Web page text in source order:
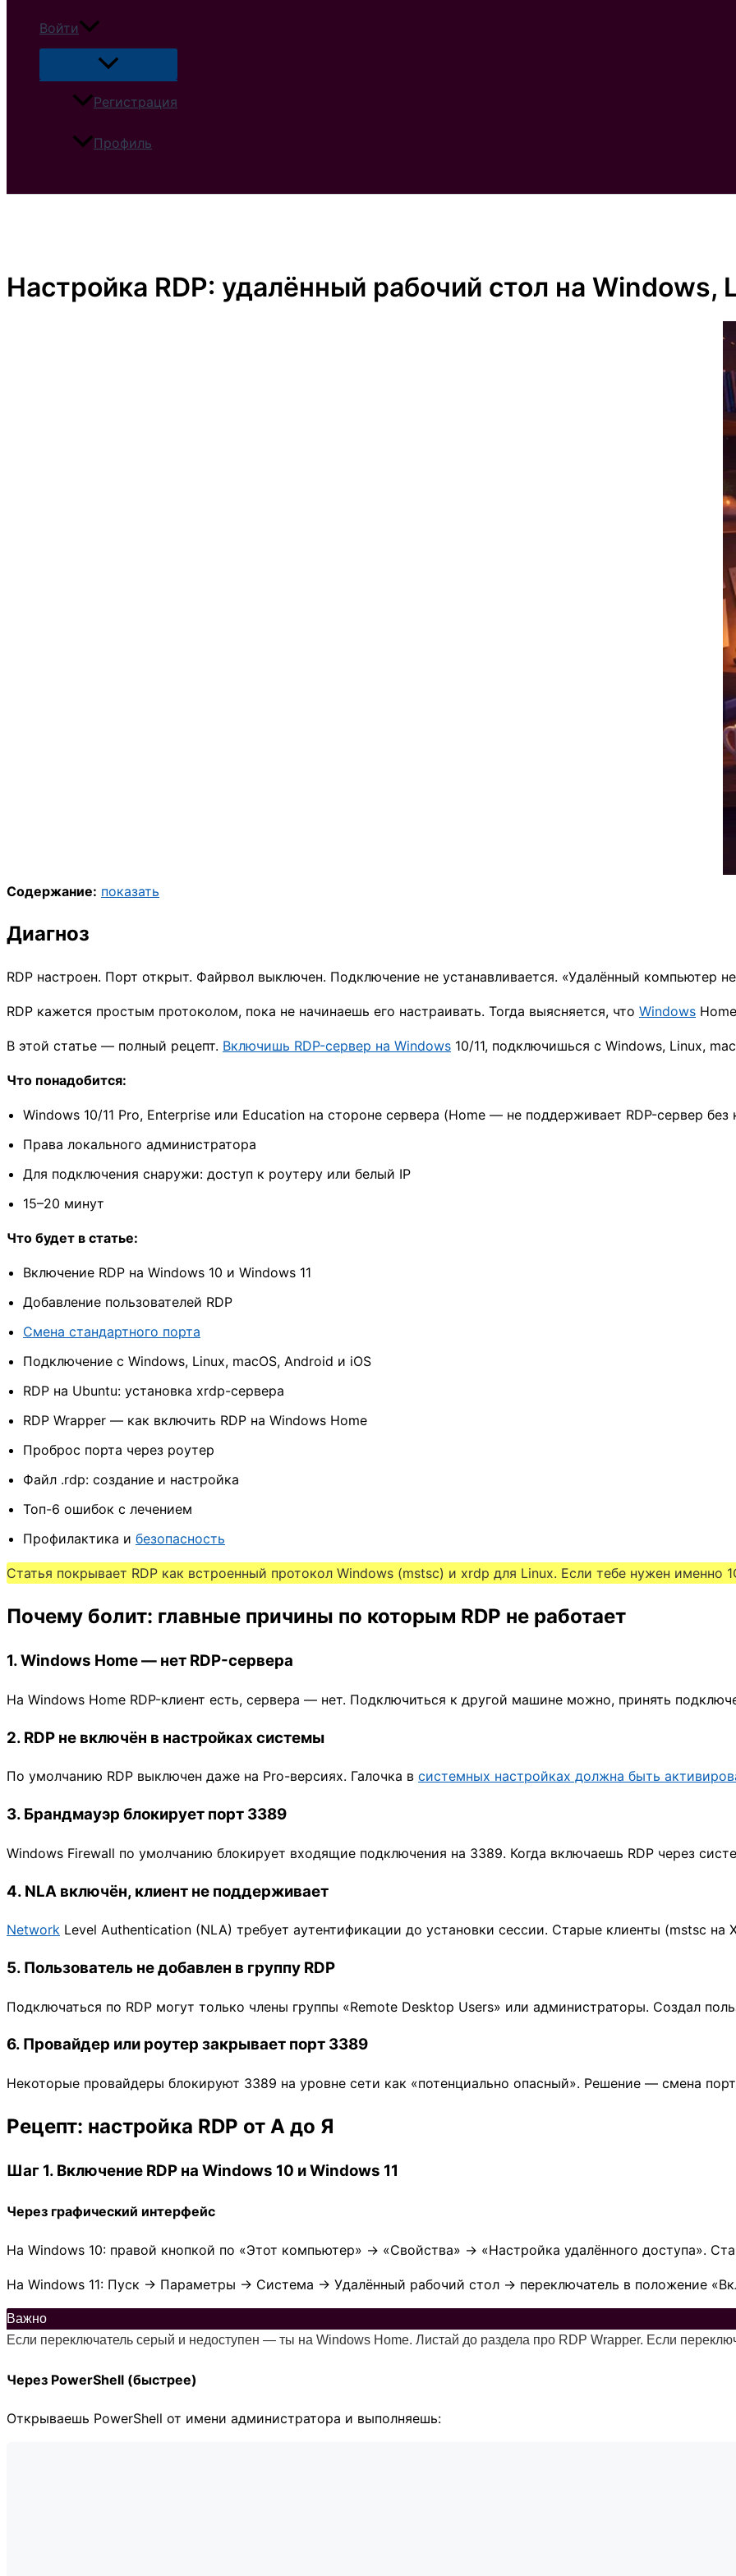
Войти
Регистрация
Профиль
Настройка RDP: удалённый рабочий стол на
Содержание: показать
Диагноз
RDP настроен. Порт открыт. Файрвол выключен. Подключение не устанавливается. «Удалённый
RDP кажется простым протоколом, пока не начинаешь его настраивать. Тогда выясняется, что Windows
В этой статье — полный рецепт. Включишь RDP-сервер на Windows 10/11, подключишься с Windows, Linux,
Что понадобится:
Windows 10/11 Pro, Enterprise или Education на стороне сервера (Home — не поддерживает RDP-сервер без
Права локального администратора
Для подключения снаружи: доступ к роутеру или белый IP
15–20 минут
Что будет в статье:
Включение RDP на Windows 10 и Windows 11
Добавление пользователей RDP
Смена стандартного порта
Подключение с Windows, Linux, macOS, Android и iOS
RDP на Ubuntu: установка xrdp-сервера
RDP Wrapper — как включить RDP на Windows Home
Проброс порта через роутер
Файл .rdp: создание и настройка
Топ-6 ошибок с лечением
Профилактика и безопасность
Статья покрывает RDP как встроенный протокол Windows (mstsc) и xrdp для Linux. Если тебе нужен
Почему болит: главные причины по которым RDP не работает
1. Windows Home — нет RDP-сервера
На Windows Home RDP-клиент есть, сервера — нет. Подключиться к другой машине можно, принять
2. RDP не включён в настройках системы
По умолчанию RDP выключен даже на Pro-версиях. Галочка в системных настройках должна быть
3. Брандмауэр блокирует порт 3389
Windows Firewall по умолчанию блокирует входящие подключения на 3389. Когда включаешь RDP через
4. NLA включён, клиент не поддерживает
Network Level Authentication (NLA) требует аутентификации до установки сессии. Старые клиенты (mstsc
5. Пользователь не добавлен в группу RDP
Подключаться по RDP могут только члены группы «Remote Desktop Users» или администраторы. Создал
6. Провайдер или роутер закрывает порт 3389
Некоторые провайдеры блокируют 3389 на уровне сети как «потенциально опасный». Решение — смена
Рецепт: настройка RDP от А до Я
Шаг 1. Включение RDP на Windows 10 и Windows 11
Через графический интерфейс
На Windows 10: правой кнопкой по «Этот компьютер» → «Свойства» → «Настройка удалённого доступа».
На Windows 11: Пуск → Параметры → Система → Удалённый рабочий стол → переключатель в положение
Важно
Если переключатель серый и недоступен — ты на Windows Home. Листай до раздела про RDP Wrapper. Если
Через PowerShell (быстрее)
Открываешь PowerShell от имени администратора и выполняешь: